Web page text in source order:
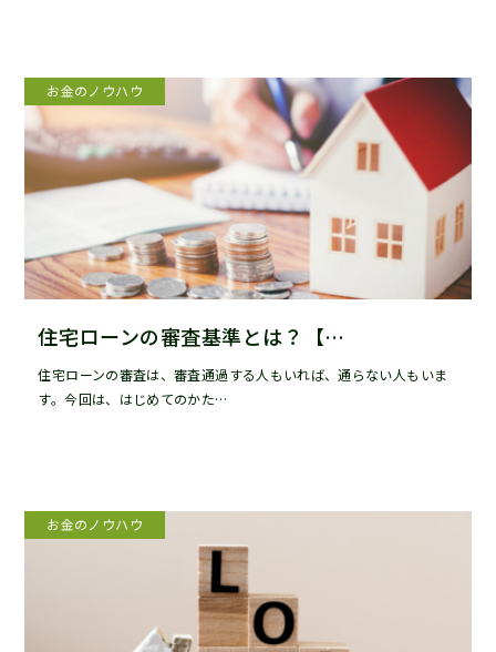
お金のノウハウ
住宅ローンの審査基準とは？【…
住宅ローンの審査は、審査通過する人もいれば、通らない人もいま
す。今回は、はじめてのかた…
お金のノウハウ